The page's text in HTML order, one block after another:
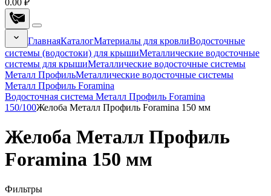
0.00 ₽
ГлавнаяКаталогМатериалы для кровлиВодосточные
системы (водостоки) для крышиМеталлические водосточные
системы для крышиМеталлические водосточные системы
Металл ПрофильМеталлические водосточные системы
Металл Профиль Foramina
Водосточная система Металл Профиль Foramina
150/100Желоба Металл Профиль Foramina 150 мм
Желоба Металл Профиль
Foramina 150 мм
Фильтры